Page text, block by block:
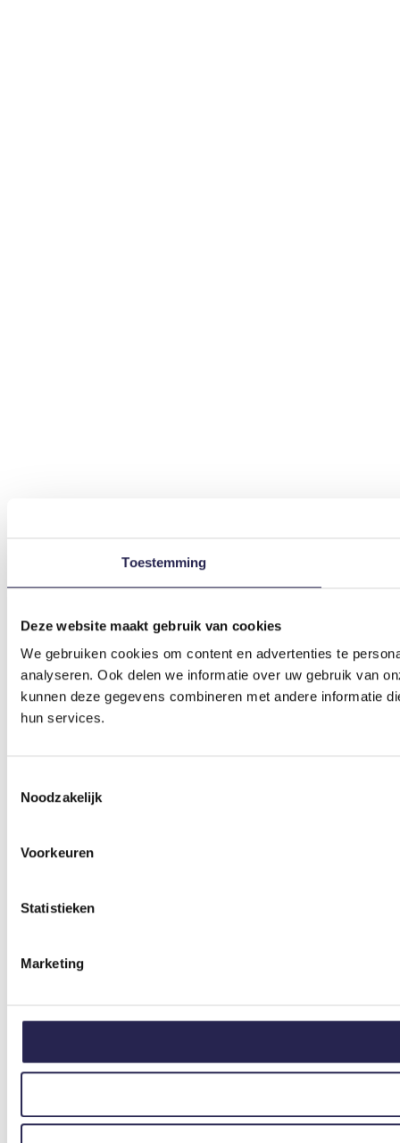
Toestemming
Deze website maakt gebruik van cookies
We gebruiken cookies om content en advertenties te
analyseren. Ook delen we informatie over uw gebruik van
kunnen deze gegevens combineren met andere informatie
hun services.
Noodzakelijk
Voorkeuren
Statistieken
Marketing